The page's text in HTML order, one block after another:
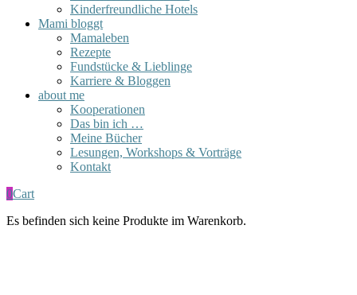
Kinderfreundliche Hotels
Mami bloggt
Mamaleben
Rezepte
Fundstücke & Lieblinge
Karriere & Bloggen
about me
Kooperationen
Das bin ich …
Meine Bücher
Lesungen, Workshops & Vorträge
Kontakt
0Cart
Es befinden sich keine Produkte im Warenkorb.